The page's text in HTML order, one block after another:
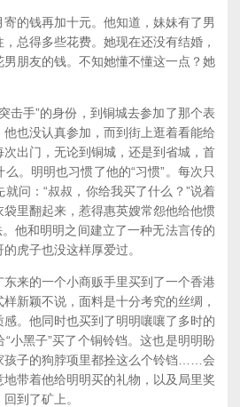
的钱再加十元。他知道，妹妹有了男
总得多些花费。她现在还没有结婚，
男朋友的钱。不知她懂不懂这一点？她
击手”的身份，到铜城去参加了那个表
也没认真参加，而到街上逛着看能给
出门，无论到铜城，还是到省城，首
。明明也习惯了他的“习惯”。每次只
问：“叔叔，你给我买了什么？”说着
里翻起来，惹得惠英嫂常怨他给他惯
他和明明之间建立了一种无法言传的
虎子也没这样厚爱过。
来的一个小商贩手里买到了一个香港
新颖不说，面料是十分考究的丝绸，
。他同时也买到了明明嚷嚷了多时的
小黑子”买了个铜铃铛。这也是明明盼
孩子的狗脖项里都拴这么个铃铛……会
带着他给明明买的礼物，以及局里奖
到了矿上。